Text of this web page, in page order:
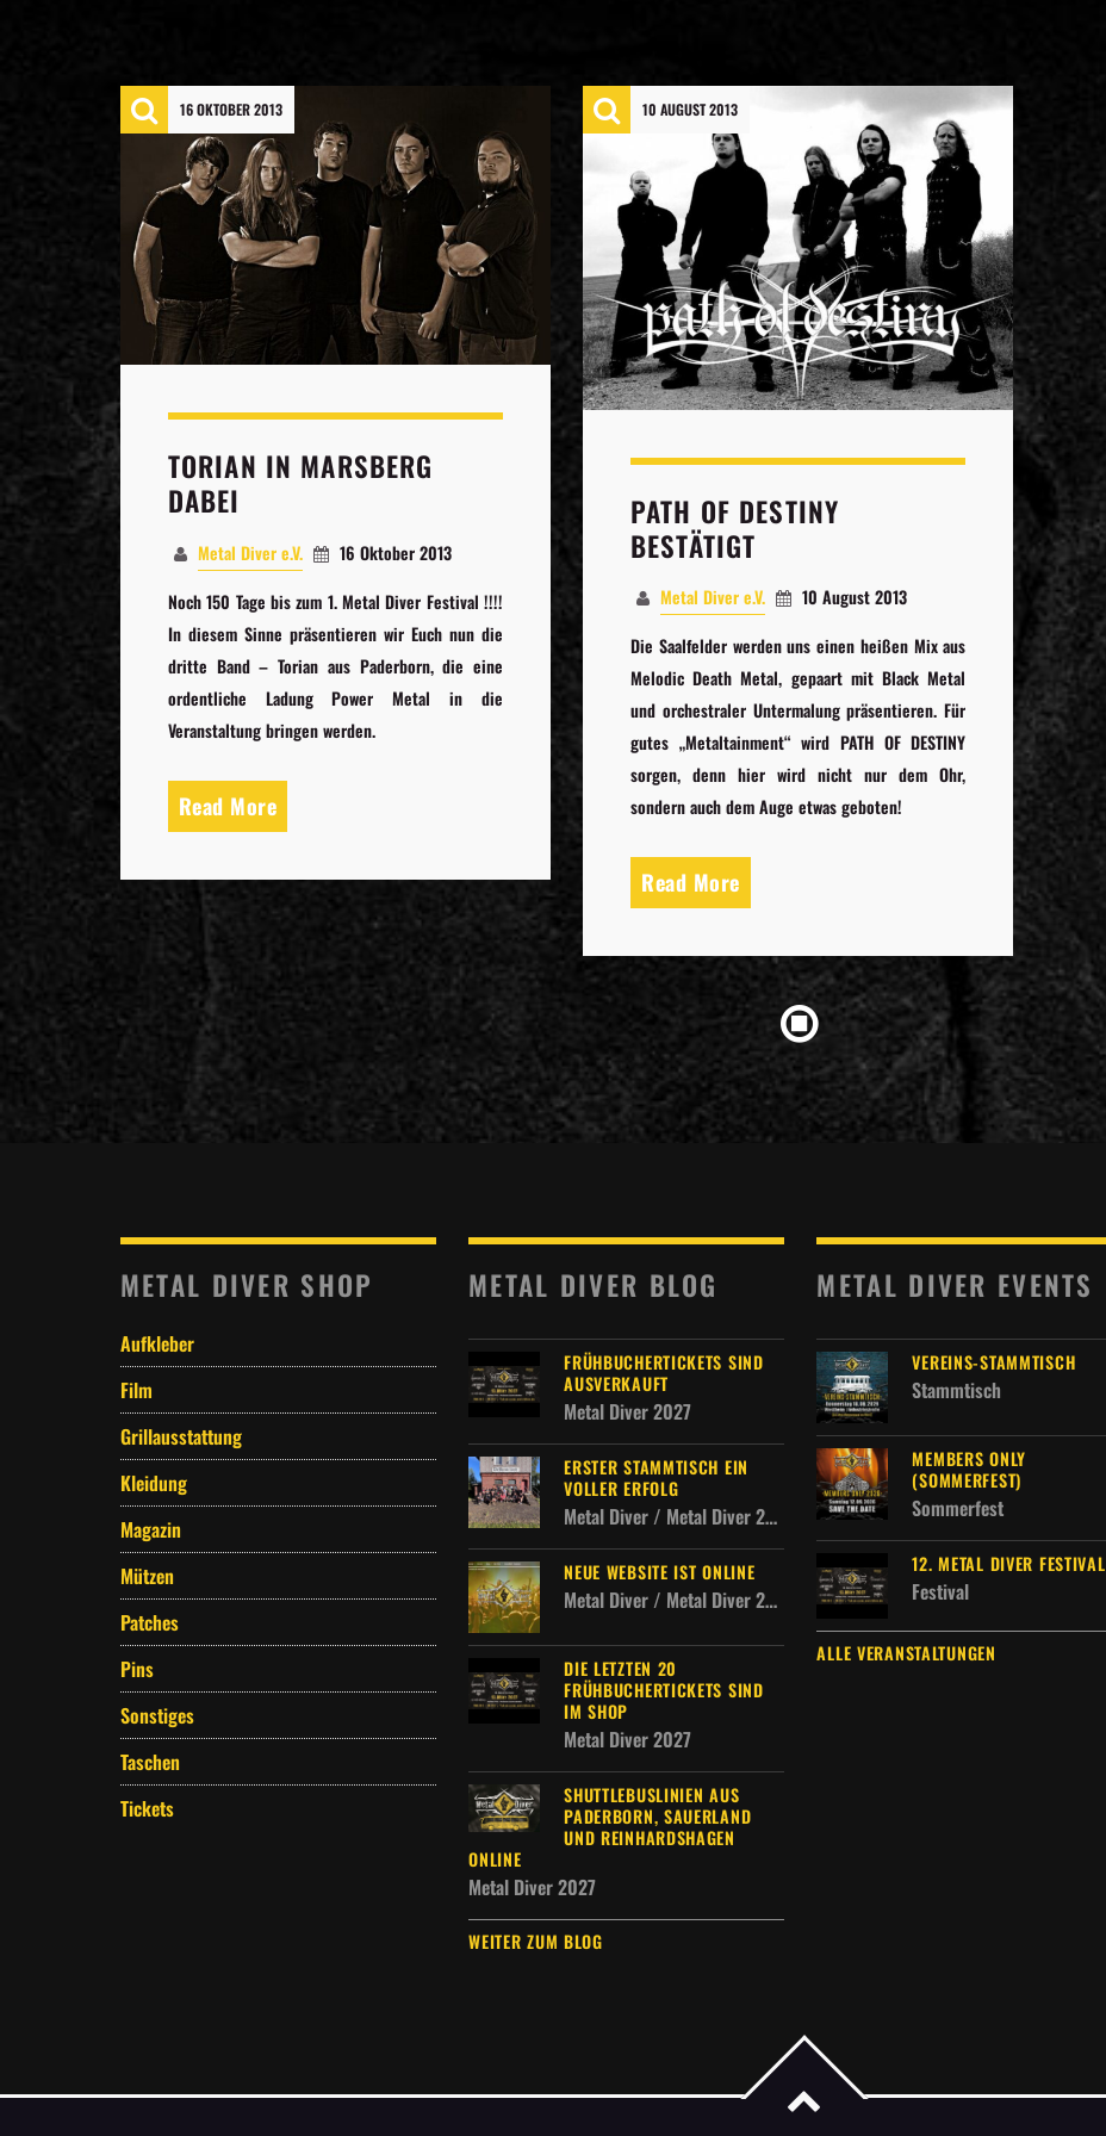
16 OKTOBER 2013
TORIAN IN MARSBERG
DABEI
Metal Diver e.V.
16 Oktober 2013
Noch 150 Tage bis zum 1. Metal Diver Festival !!!!
In diesem Sinne präsentieren wir Euch nun die
dritte Band – Torian aus Paderborn, die eine
ordentliche Ladung Power Metal in die
Veranstaltung bringen werden.
Read More
10 AUGUST 2013
PATH OF DESTINY
BESTÄTIGT
Metal Diver e.V.
10 August 2013
Die Saalfelder werden uns einen heißen Mix aus
Melodic Death Metal, gepaart mit Black Metal
und orchestraler Untermalung präsentieren. Für
gutes „Metaltainment“ wird PATH OF DESTINY
sorgen, denn hier wird nicht nur dem Ohr,
sondern auch dem Auge etwas geboten!
Read More
METAL DIVER SHOP
Aufkleber
Film
Grillausstattung
Kleidung
Magazin
Mützen
Patches
Pins
Sonstiges
Taschen
Tickets
METAL DIVER BLOG
FRÜHBUCHERTICKETS SIND
AUSVERKAUFT
Metal Diver 2027
ERSTER STAMMTISCH EIN
VOLLER ERFOLG
Metal Diver / Metal Diver 2027 / Metal Diver Allgemein
NEUE WEBSITE IST ONLINE
Metal Diver / Metal Diver 2027
DIE LETZTEN 20
FRÜHBUCHERTICKETS SIND
IM SHOP
Metal Diver 2027
SHUTTLEBUSLINIEN AUS
PADERBORN, SAUERLAND
UND REINHARDSHAGEN
ONLINE
Metal Diver 2027
WEITER ZUM BLOG
METAL DIVER EVENTS
VEREINS-STAMMTISCH
Stammtisch
MEMBERS ONLY
(SOMMERFEST)
Sommerfest
12. METAL DIVER FESTIVAL
Festival
ALLE VERANSTALTUNGEN